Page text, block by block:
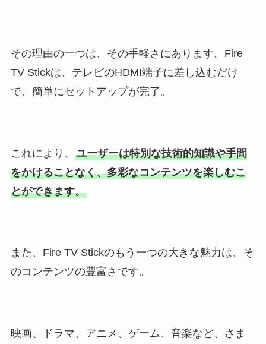
その理由の一つは、その手軽さにあります。Fire
TV Stickは、テレビのHDMI端子に差し込むだけ
で、簡単にセットアップが完了。
これにより、 ユーザーは特別な技術的知識や手間
をかけることなく、多彩なコンテンツを楽しむこ
とができます。
また、Fire TV Stickのもう一つの大きな魅力は、そ
のコンテンツの豊富さです。
映画、ドラマ、アニメ、ゲーム、音楽など、さま